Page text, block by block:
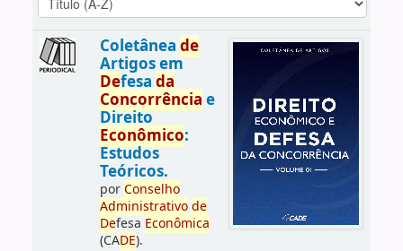
Coletânea de
Artigos em
Defesa da
Concorrência e
Direito
Econômico:
Estudos
Teóricos.
porConselho
Administrativo de
Defesa Econômica
(CADE).